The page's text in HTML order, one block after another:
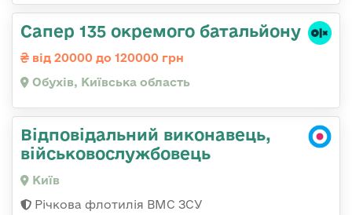
Сапер 135 окремого батальйону
від 20000 до 120000 грн
Обухів, Київська область
Відповідальний виконавець,
військовослужбовець
Київ
Річкова флотилія ВМС ЗСУ